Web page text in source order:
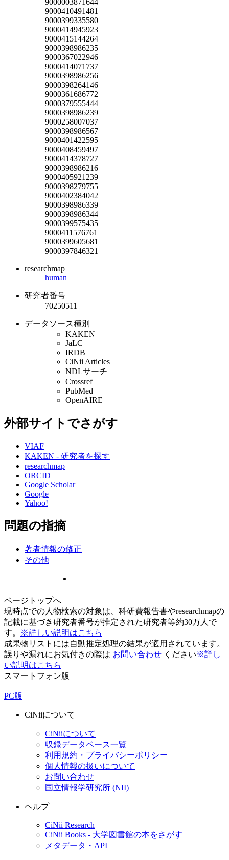
9000410491481
9000399335580
9000414945923
9000415144264
9000398986235
9000367022946
9000414071737
9000398986256
9000398264146
9000361686772
9000379555444
9000398986239
9000258007037
9000398986567
9000401422595
9000408459497
9000414378727
9000398986216
9000405921239
9000398279755
9000402384042
9000398986339
9000398986344
9000399575435
9000411576761
9000399605681
9000397846321
researchmap
human
研究者番号
70250511
データソース種別
KAKEN
JaLC
IRDB
CiNii Articles
NDLサーチ
Crossref
PubMed
OpenAIRE
外部サイトでさがす
VIAF
KAKEN - 研究者を探す
researchmap
ORCID
Google Scholar
Google
Yahoo!
問題の指摘
著者情報の修正
その他
ページトップへ
現時点での人物検索の対象は、科研費報告書やresearchmapの
記載に基づき研究者番号が推定された研究者等約30万人で
す。
※詳しい説明はこちら
成果物リストには自動推定処理の結果が適用されています。
誤りや漏れにお気付きの際は お問い合わせ ください※詳し
い説明はこちら
スマートフォン版
|
PC版
CiNiiについて
CiNiiについて
収録データベース一覧
利用規約・プライバシーポリシー
個人情報の扱いについて
お問い合わせ
国立情報学研究所 (NII)
ヘルプ
CiNii Research
CiNii Books - 大学図書館の本をさがす
メタデータ・API